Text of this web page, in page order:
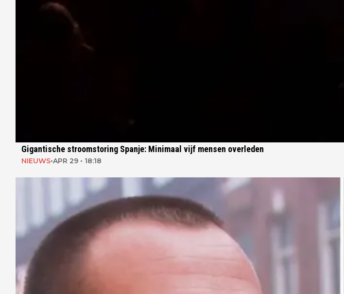
Gigantische stroomstoring Spanje: Minimaal vijf mensen overleden
NIEUWS•APR 29 • 18:18